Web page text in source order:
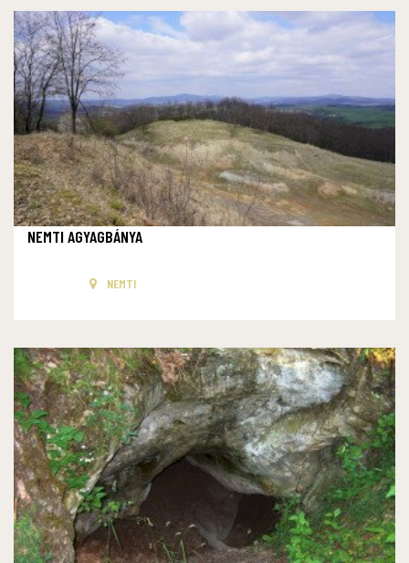
NEMTI AGYAGBÁNYA
NEMTI